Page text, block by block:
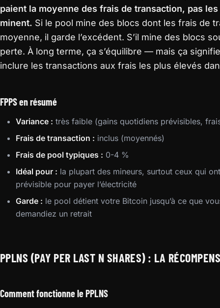
paient la moyenne des frais de transaction, pas
minent. Si le pool mine des blocs dont les frais de
moyenne, il garde l’excédent. S’il mine des blocs
perte. À long terme, ça s’équilibre — mais ça
inclure les transactions aux frais les plus élevés
FPPS en résumé
Variance : très faible (gains quotidiens prévisibles,
Frais de transaction : inclus (moyennés)
Frais de pool typiques : 0-4 %
Idéal pour : la plupart des mineurs, surtout ceux qui
prévisible pour payer l’électricité
Garde : le pool détient votre Bitcoin jusqu’à ce que
demandiez un retrait
PPLNS (PAY PER LAST N SHARES) : LA
Comment fonctionne le PPLNS